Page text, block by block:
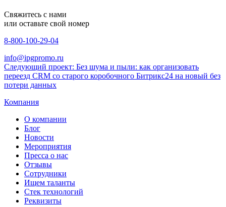
Свяжитесь с нами
или оставьте свой номер
8-800-100-29-04
info@ipgpromo.ru
Следующий проект: Без шума и пыли: как организовать
переезд CRM со старого коробочного Битрикс24 на новый без
потери данных
Компания
О компании
Блог
Новости
Мероприятия
Пресса о нас
Отзывы
Сотрудники
Ищем таланты
Стек технологий
Реквизиты